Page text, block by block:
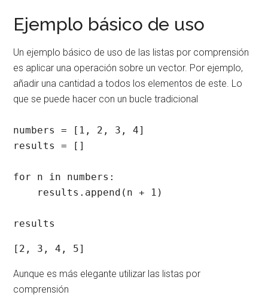
Ejemplo básico de uso
Un ejemplo básico de uso de las listas por comprensión
es aplicar una operación sobre un vector. Por ejemplo,
añadir una cantidad a todos los elementos de este. Lo
que se puede hacer con un bucle tradicional
numbers = [1, 2, 3, 4]
results = []
for n in numbers:
    results.append(n + 1)
results
[2, 3, 4, 5]
Aunque es más elegante utilizar las listas por
comprensión